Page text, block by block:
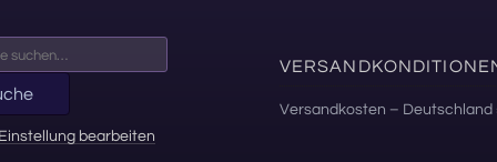
bearbeiten
Versandkosten – Deutschland